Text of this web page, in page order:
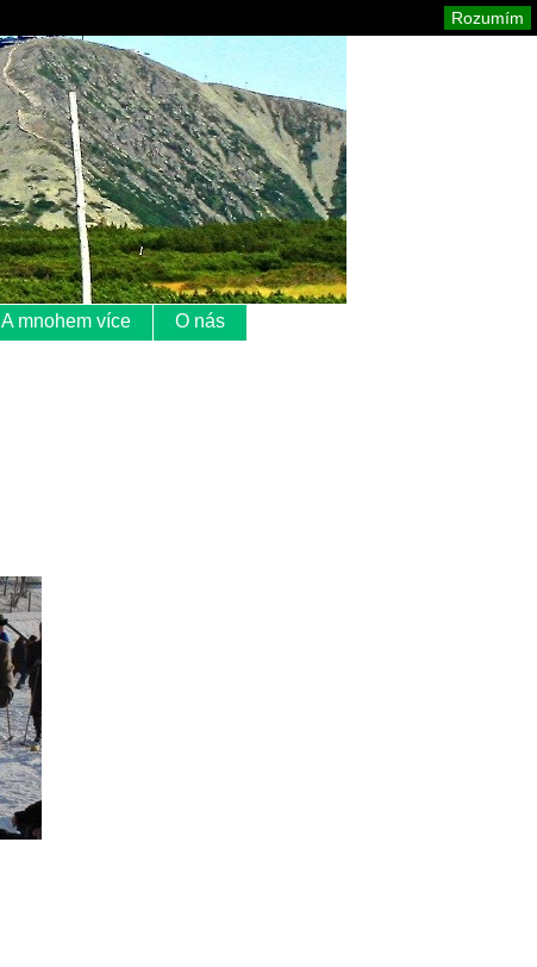
A mnohem více
O nás
Rozumím